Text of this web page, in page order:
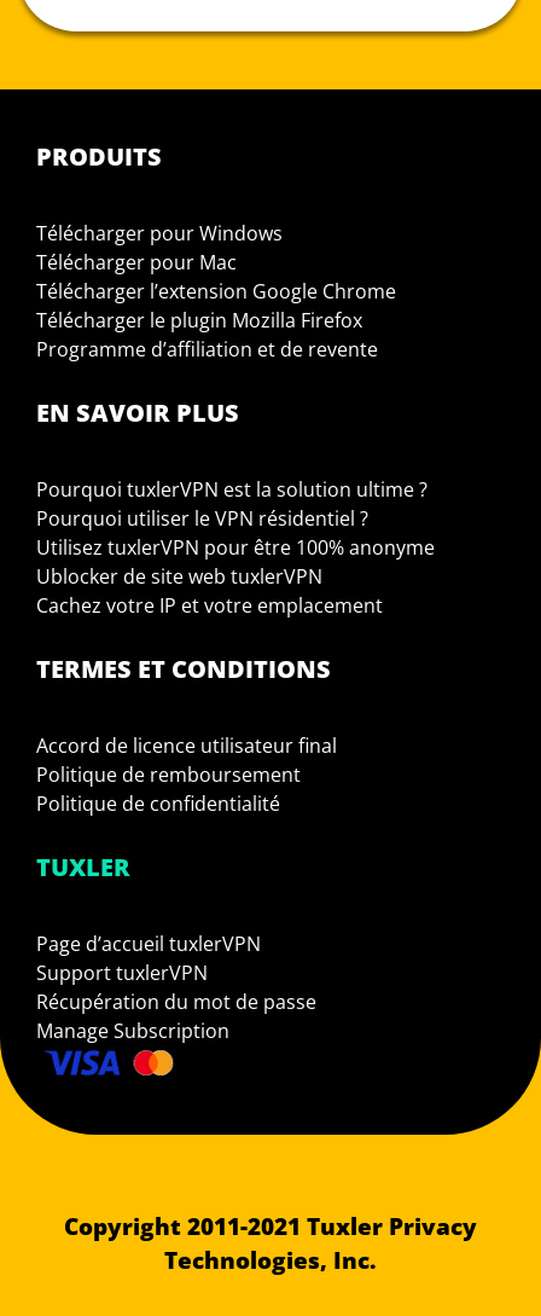
PRODUITS
Télécharger pour Windows
Télécharger pour Mac
Télécharger l’extension Google Chrome
Télécharger le plugin Mozilla Firefox
Programme d’affiliation et de revente
EN SAVOIR PLUS
Pourquoi tuxlerVPN est la solution ultime ?
Pourquoi utiliser le VPN résidentiel ?
Utilisez tuxlerVPN pour être 100% anonyme
Ublocker de site web tuxlerVPN
Cachez votre IP et votre emplacement
TERMES ET CONDITIONS
Accord de licence utilisateur final
Politique de remboursement
Politique de confidentialité
TUXLER
Page d’accueil tuxlerVPN
Support tuxlerVPN
Récupération du mot de passe
Manage Subscription
Copyright 2011-2021 Tuxler Privacy
Technologies, Inc.